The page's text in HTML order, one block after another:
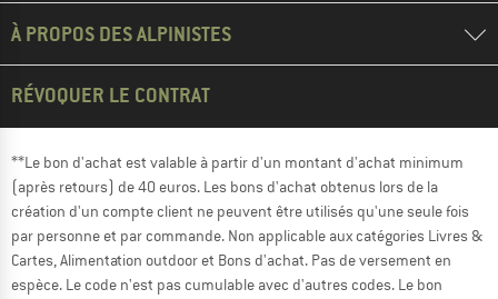
À PROPOS DES ALPINISTES
RÉVOQUER LE CONTRAT
**Le bon d'achat est valable à partir d'un montant d'achat minimum
(après retours) de 40 euros. Les bons d'achat obtenus lors de la
création d'un compte client ne peuvent être utilisés qu'une seule fois
par personne et par commande. Non applicable aux catégories Livres &
Cartes, Alimentation outdoor et Bons d'achat. Pas de versement en
espèce. Le code n'est pas cumulable avec d'autres codes. Le bon